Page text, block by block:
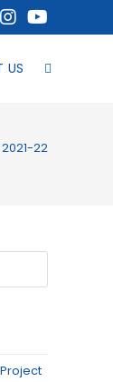
US
2021-22
Project